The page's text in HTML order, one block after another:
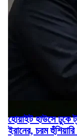
হোয়াইট হাউসে ঢুকে
ইরানের, চরম